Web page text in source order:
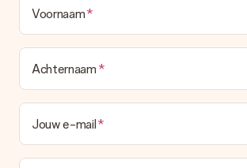
Voornaam
Achternaam
Jouw e-mail